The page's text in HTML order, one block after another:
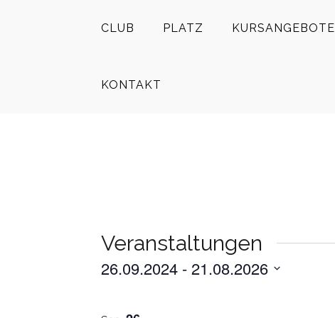
CLUB PLATZ KURSANGEBOTE
KONTAKT
Veranstaltungen
26.09.2024 - 21.08.2026